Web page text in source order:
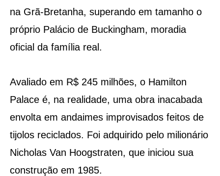
na Grã-Bretanha, superando em tamanho o
próprio Palácio de Buckingham, moradia
oficial da família real.
Avaliado em R$ 245 milhões, o Hamilton
Palace é, na realidade, uma obra inacabada
envolta em andaimes improvisados feitos de
tijolos reciclados. Foi adquirido pelo milionário
Nicholas Van Hoogstraten, que iniciou sua
construção em 1985.